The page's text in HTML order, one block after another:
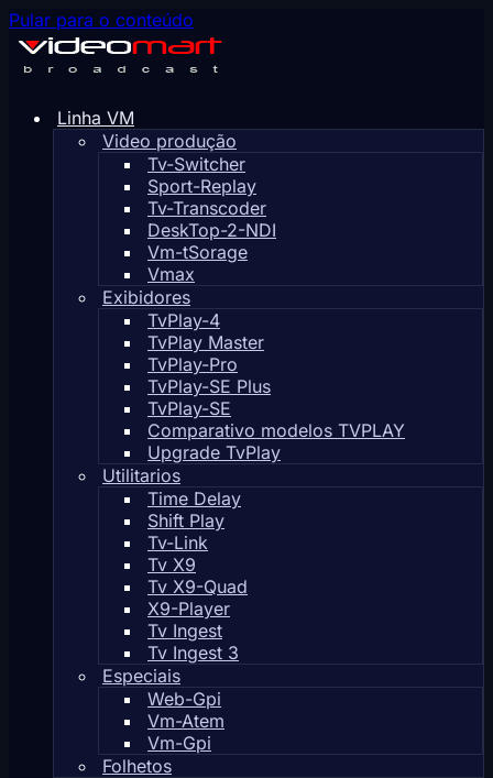
Pular para o conteúdo
Linha VM
Video produção
Tv-Switcher
Sport-Replay
Tv-Transcoder
DeskTop-2-NDI
Vm-tSorage
Vmax
Exibidores
TvPlay-4
TvPlay Master
TvPlay-Pro
TvPlay-SE Plus
TvPlay-SE
Comparativo modelos TVPLAY
Upgrade TvPlay
Utilitarios
Time Delay
Shift Play
Tv-Link
Tv X9
Tv X9-Quad
X9-Player
Tv Ingest
Tv Ingest 3
Especiais
Web-Gpi
Vm-Atem
Vm-Gpi
Folhetos